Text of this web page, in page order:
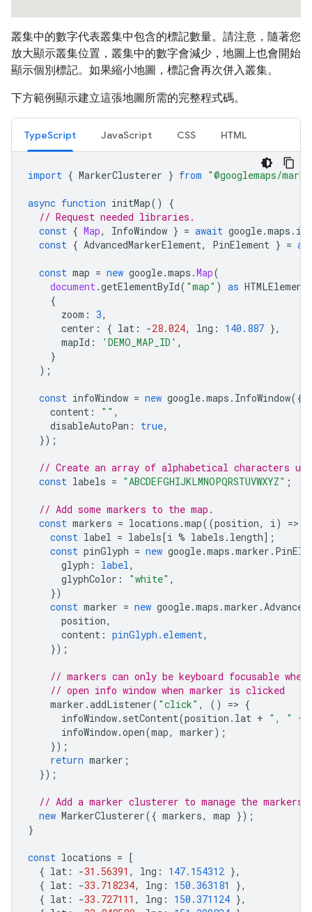
叢集中的數字代表叢集中包含的標記數量。請注意，隨著您
放大顯示叢集位置，叢集中的數字會減少，地圖上也會開始
顯示個別標記。如果縮小地圖，標記會再次併入叢集。
下方範例顯示建立這張地圖所需的完整程式碼。
TypeScript JavaScript CSS HTML
import { MarkerClusterer } from "@googlemaps/
async function initMap()
{
// Request needed libraries.
const { Map, InfoWindow } = await google.maps .
const { AdvancedMarkerElement, PinElement } =
const map = new google.maps .Map(
document.getElementById( "map" ) as HTMLElement
{
zoom : 3,
center : { lat : -28.024, lng : 140.887 },
mapId : 'DEMO_MAP_ID' ,
}
);
const infoWindow = new google.maps . InfoWindow({
content : "" ,
disableAutoPan : true,
});
// Create an array of alphabetical characters
const labels = "ABCDEFGHIJKLMNOPQRSTUVWXYZ" ;
// Add some markers to the map.
const markers = locations .map((position, i) =>
const label = labels[i % labels . length];
const pinGlyph = new google.maps .marker .
glyph : label,
glyphColor : "white" ,
})
const marker = new google.maps .marker .
position,
content : pinGlyph.element,
});
// markers can only be keyboard focusable
// open info window when marker is clicked
marker .addListener( "click" , () => {
infoWindow. setContent(position . lat + ", " +
infoWindow.open(map, marker);
});
return marker ;
});
// Add a marker clusterer to manage the markers.
new MarkerClusterer({ markers, map });
}
const locations = [
{ lat : -31.56391 , lng : 147.154312 },
{ lat : -33.718234, lng : 150.363181
},
{ lat : -33.727111 , lng : 150.371124 },